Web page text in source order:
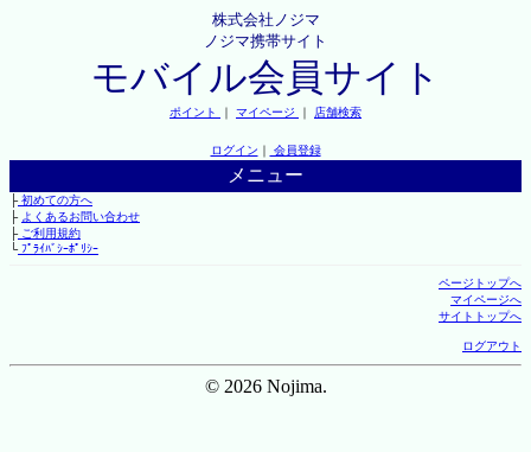
株式会社ノジマ
ノジマ携帯サイト
モバイル会員サイト
ポイント ｜ マイページ ｜ 店舗検索
ログイン ｜ 会員登録
メニュー
├初めての方へ
├ よくあるお問い合わせ
├ご利用規約
└ﾌﾟﾗｲﾊﾞｼｰﾎﾟﾘｼｰ
ページトップへ
マイページへ
サイトトップへ
ログアウト
© 2026 Nojima.